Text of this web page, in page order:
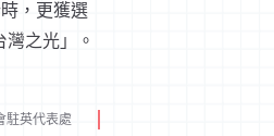
，更獲選
之光」。
駐英代表處